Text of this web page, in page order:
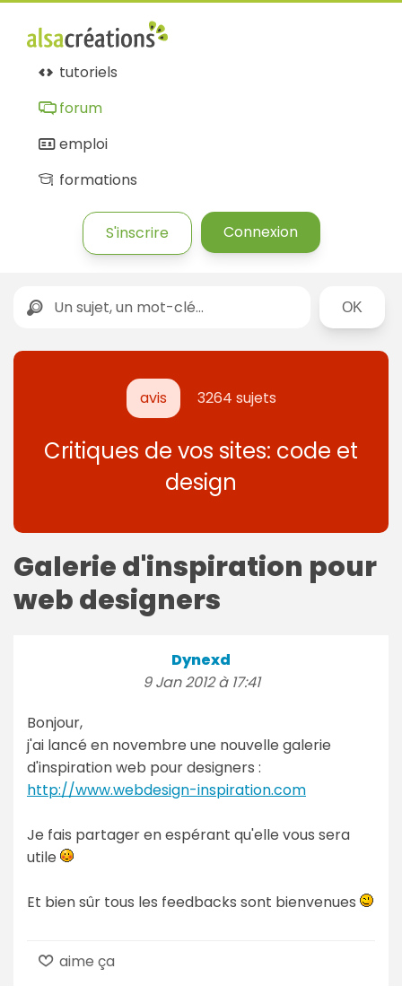
tutoriels
forum
emploi
formations
S'inscrire Connexion
Rechercher
avis 3264 sujets
Critiques de vos sites: code et
design
Galerie d'inspiration pour
web designers
Dynexd
9 Jan 2012 à 17:41
Bonjour,
j'ai lancé en novembre une nouvelle galerie
d'inspiration web pour designers :
http://www.webdesign-inspiration.com
Je fais partager en espérant qu'elle vous sera
utile
Et bien sûr tous les feedbacks sont bienvenues
aime ça